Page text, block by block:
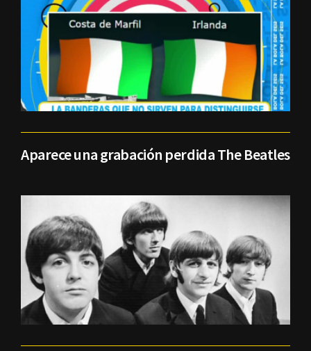
Aparece una grabación perdida The Beatles